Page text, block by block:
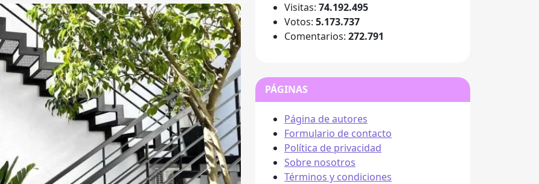
Siguiente
Visitas: 74.192.495
Votos: 5.173.737
Comentarios: 272.791
PÁGINAS
Página de autores
Formulario de contacto
Política de privacidad
Sobre nosotros
Términos y condiciones